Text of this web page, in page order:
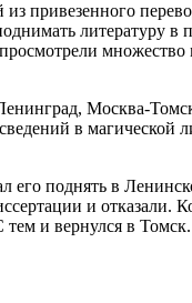
привезенного
литературу в
Москва-
в магической
поднять в
и отказали.
и вернулся в Томск.